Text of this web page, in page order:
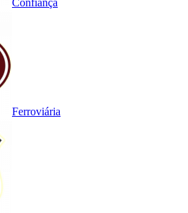
Confiança
Ferroviária